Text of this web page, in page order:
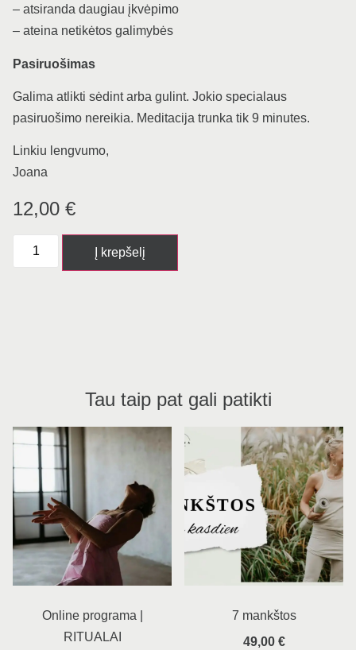
– atsiranda daugiau įkvėpimo
– ateina netikėtos galimybės
Pasiruošimas
Galima atlikti sėdint arba gulint. Jokio specialaus
pasiruošimo nereikia. Meditacija trunka tik 9 minutes.
Linkiu lengvumo,
Joana
12,00 €
Į krepšelį
Tau taip pat gali patikti
Online programa |
RITUALAI
7 mankštos
49,00 €